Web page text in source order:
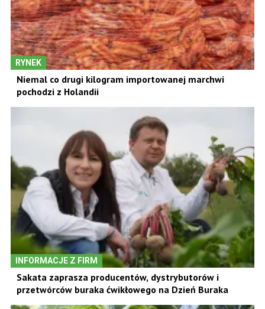
RYNEK
Niemal co drugi kilogram importowanej marchwi
pochodzi z Holandii
INFORMACJE Z FIRM
Sakata zaprasza producentów, dystrybutorów i
przetwórców buraka ćwikłowego na Dzień Buraka